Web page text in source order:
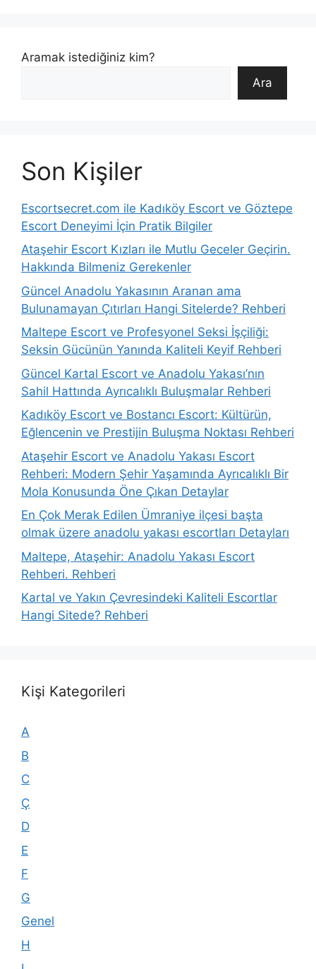
Aramak istediğiniz kim?
Ara
Son Kişiler
Escortsecret.com ile Kadıköy Escort ve Göztepe
Escort Deneyimi İçin Pratik Bilgiler
Ataşehir Escort Kızları ile Mutlu Geceler Geçirin.
Hakkında Bilmeniz Gerekenler
Güncel Anadolu Yakasının Aranan ama
Bulunamayan Çıtırları Hangi Sitelerde? Rehberi
Maltepe Escort ve Profesyonel Seksi İşçiliği:
Seksin Gücünün Yanında Kaliteli Keyif Rehberi
Güncel Kartal Escort ve Anadolu Yakası’nın
Sahil Hattında Ayrıcalıklı Buluşmalar Rehberi
Kadıköy Escort ve Bostancı Escort: Kültürün,
Eğlencenin ve Prestijin Buluşma Noktası Rehberi
Ataşehir Escort ve Anadolu Yakası Escort
Rehberi: Modern Şehir Yaşamında Ayrıcalıklı Bir
Mola Konusunda Öne Çıkan Detaylar
En Çok Merak Edilen Ümraniye ilçesi başta
olmak üzere anadolu yakası escortları Detayları
Maltepe, Ataşehir: Anadolu Yakası Escort
Rehberi. Rehberi
Kartal ve Yakın Çevresindeki Kaliteli Escortlar
Hangi Sitede? Rehberi
Kişi Kategorileri
A
B
C
Ç
D
E
F
G
Genel
H